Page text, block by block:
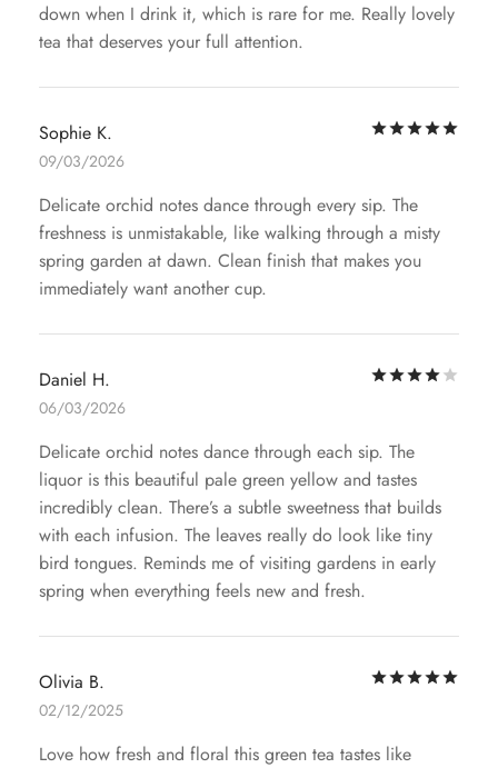
down when I drink it, which is rare for me. Really lovely
tea that deserves your full attention.
Sophie K.
09/03/2026
Delicate orchid notes dance through every sip. The
freshness is unmistakable, like walking through a misty
spring garden at dawn. Clean finish that makes you
immediately want another cup.
Daniel H.
06/03/2026
Delicate orchid notes dance through each sip. The
liquor is this beautiful pale green yellow and tastes
incredibly clean. There’s a subtle sweetness that builds
with each infusion. The leaves really do look like tiny
bird tongues. Reminds me of visiting gardens in early
spring when everything feels new and fresh.
Olivia B.
02/12/2025
Love how fresh and floral this green tea tastes like